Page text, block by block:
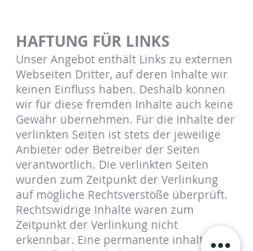
HAFTUNG FÜR LINKS
Unser Angebot enthält Links zu externen
Webseiten Dritter, auf deren Inhalte wir
keinen Einfluss haben. Deshalb können
wir für diese fremden Inhalte auch keine
Gewähr übernehmen. Für die Inhalte der
verlinkten Seiten ist stets der jeweilige
Anbieter oder Betreiber der Seiten
verantwortlich. Die verlinkten Seiten
wurden zum Zeitpunkt der Verlinkung
auf mögliche Rechtsverstöße überprüft.
Rechtswidrige Inhalte waren zum
Zeitpunkt der Verlinkung nicht
erkennbar. Eine permanente inhaltliche